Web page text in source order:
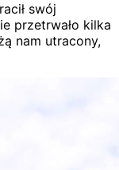
swój
przetrwało kilka
nam utracony,